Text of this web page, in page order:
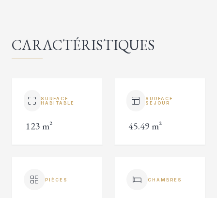
CARACTÉRISTIQUES
SURFACE
HABITABLE
123 m²
SURFACE
SÉJOUR
45.49 m²
PIÈCES CHAMBRES